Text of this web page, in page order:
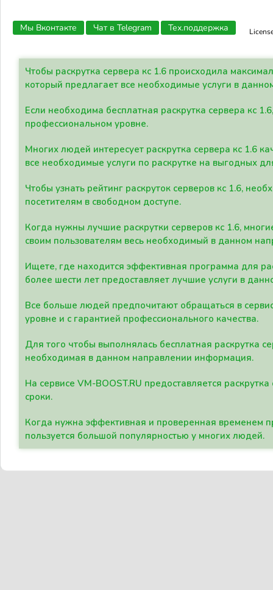
Мы Вконтакте Чат в Telegram Тех.поддержка
Чтобы раскрутка сервера кс 1.6 происходила
который предлагает все необходимые услуги в
Если необходима бесплатная раскрутка сервера кс
профессиональном уровне.
Многих людей интересует раскрутка сервера кс 1.6
все необходимые услуги по раскрутке на выгодных
Чтобы узнать рейтинг раскруток серверов кс 1.6,
посетителям в свободном доступе.
Когда нужны лучшие раскрутки серверов кс 1.6,
своим пользователям весь необходимый в данном
Ищете, где находится эффективная программа для
более шести лет предоставляет лучшие услуги в
Все больше людей предпочитают обращаться в
уровне и с гарантией профессионального качества.
Для того чтобы выполнялась бесплатная раскрутка
необходимая в данном направлении информация.
На сервисе VM-BOOST.RU предоставляется
сроки.
Когда нужна эффективная и проверенная временем
пользуется большой популярностью у многих людей.